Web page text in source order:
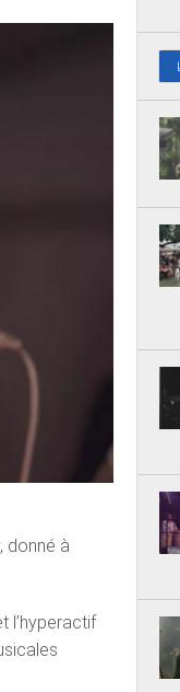
donné à
l’hyperactif